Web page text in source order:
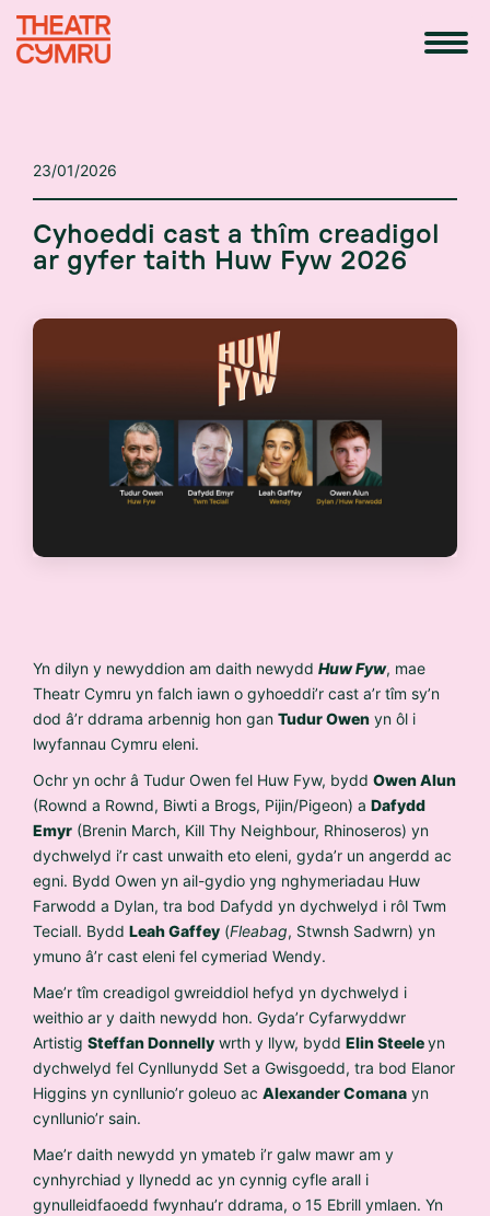
23/01/2026
Cyhoeddi cast a thîm creadigol
ar gyfer taith Huw Fyw 2026
Yn dilyn y newyddion am daith newydd Huw Fyw, mae
Theatr Cymru yn falch iawn o gyhoeddi’r cast a’r tîm sy’n
dod â’r ddrama arbennig hon gan Tudur Owen yn ôl i
lwyfannau Cymru eleni.
Ochr yn ochr â Tudur Owen fel Huw Fyw, bydd Owen Alun
(Rownd a Rownd, Biwti a Brogs, Pijin/Pigeon) a Dafydd
Emyr (Brenin March, Kill Thy Neighbour, Rhinoseros) yn
dychwelyd i’r cast unwaith eto eleni, gyda’r un angerdd ac
egni. Bydd Owen yn ail-gydio yng nghymeriadau Huw
Farwodd a Dylan, tra bod Dafydd yn dychwelyd i rôl Twm
Teciall. Bydd Leah Gaffey (Fleabag, Stwnsh Sadwrn) yn
ymuno â’r cast eleni fel cymeriad Wendy.
Mae’r tîm creadigol gwreiddiol hefyd yn dychwelyd i
weithio ar y daith newydd hon. Gyda’r Cyfarwyddwr
Artistig Steffan Donnelly wrth y llyw, bydd Elin Steeleyn
dychwelyd fel Cynllunydd Set a Gwisgoedd, tra bod Elanor
Higgins yn cynllunio’r goleuo ac Alexander Comana yn
cynllunio’r sain.
Mae’r daith newydd yn ymateb i’r galw mawr am y
cynhyrchiad y llynedd ac yn cynnig cyfle arall i
gynulleidfaoedd fwynhau’r ddrama, o 15 Ebrill ymlaen. Yn